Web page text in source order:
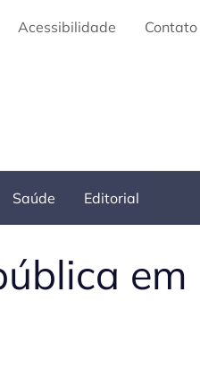
Acessibilidade Contato
Saúde Editorial
em